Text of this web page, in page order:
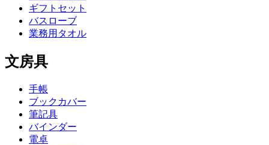
ギフトセット
バスローブ
業務用タオル
文房具
手帳
ブックカバー
筆記具
バインダー
電卓